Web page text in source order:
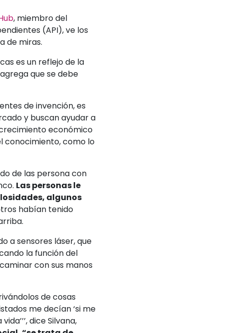
, miembro del
(API), ve los
de miras.
es un reflejo de la
que se debe
de invención, es
y buscan ayudar a
económico
conocimiento, como lo
de las persona con
Las personas le
algunos
habían tenido
a sensores láser, que
la función del
con sus manos
de cosas
me decían ‘si me
vida’’’, dice Silvana,